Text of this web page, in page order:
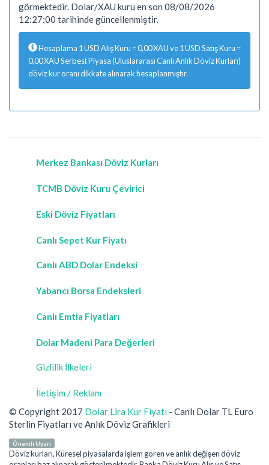
görmektedir. Dolar/XAU kuru en son 08/08/2026
12:27:00 tarihinde güncellenmiştir.
Hesaplama 1 USD Alış Kuru = 0,00 XAU ve 1 USD Satış Kuru =
0,00 XAU Serbest Piyasa (Uluslararası Canlı Anlık Döviz Kurları)
döviz kur oranı dikkate alınarak hesaplanmıştır.
Merkez Bankası Döviz Kurları
TCMB Döviz Kuru Çevirici
Eski Döviz Fiyatları
Canlı Sepet Kur Fiyatı
Canlı ABD Dolar Endeksi
Yabancı Borsa Endeksleri
Canlı Emtia Fiyatları
Dolar Madeni Para Değerleri
Gizlilik İlkeleri
İletişim / Reklam
© Copyright 2017 Dolar Lira Kur Fiyatı - Canlı Dolar TL Euro
Sterlin Fiyatları ve Anlık Döviz Grafikleri
Önemli Uyarı
Döviz kurları, Küresel piyasalarda işlem gören ve anlık değişen döviz